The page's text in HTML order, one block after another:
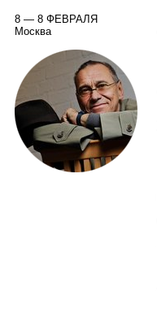
8 — 8 ФЕВРАЛЯ
Москва